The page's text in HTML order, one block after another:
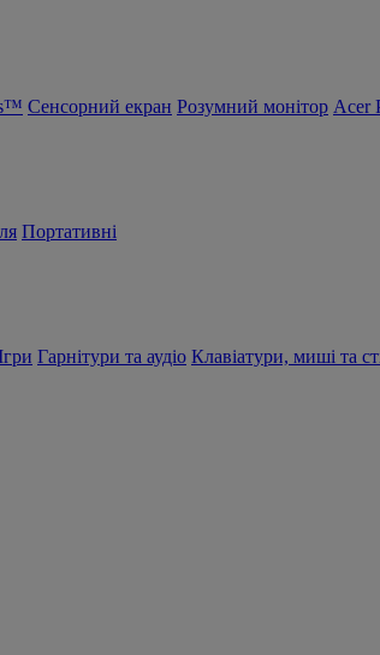
Сенсорний екран Розумний монітор Acer
Портативні
Гарнітури та аудіо Клавіатури, миші та